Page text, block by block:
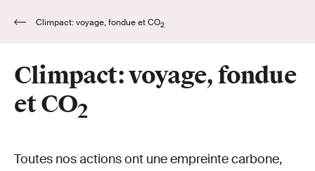
Climpact: voyage, fondue et CO2
Climpact: voyage, fondue
et CO2
Toutes nos actions ont une empreinte carbone,